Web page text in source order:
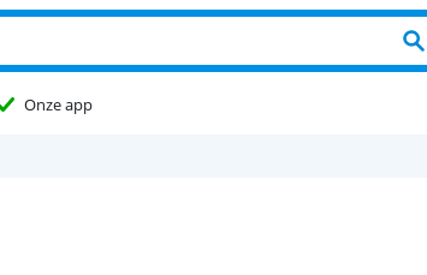
Onze app